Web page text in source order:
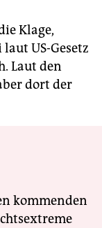
Klage,
US-Gesetz
Laut den
dort der
kommenden